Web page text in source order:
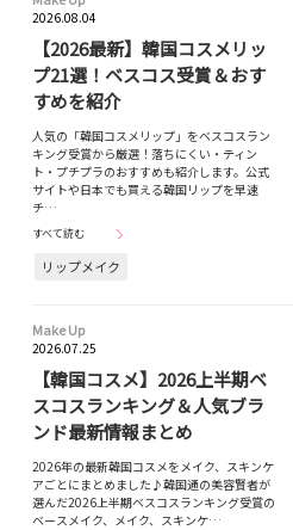
2026.08.04
【2026最新】韓国コスメリッ
プ21選！ベスコス受賞＆おす
すめを紹介
人気の「韓国コスメリップ」をベスコスラン
キング受賞から厳選！落ちにくい・ティン
ト・プチプラのおすすめも紹介します。公式
サイトや日本でも買える韓国リップを早速
チ…
すべて読む
リップメイク
Make Up
2026.07.25
【韓国コスメ】2026上半期ベ
スコスランキング＆人気ブラ
ンド最新情報まとめ
2026年の最新韓国コスメをメイク、スキンケ
アごとにまとめました♪韓国通の美容賢者が
選んだ2026上半期ベスコスランキング受賞の
ベースメイク、メイク、スキンケ…